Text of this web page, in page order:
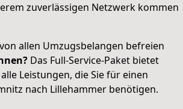
zuverlässigen Netzwerk kommen
allen Umzugsbelangen befreien
Das Full-Service-Paket bietet
Leistungen, die Sie für einen
nach Lillehammer benötigen.